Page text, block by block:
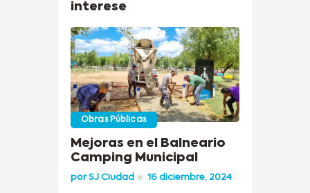
interese
Obras Públicas
Mejoras en el Balneario
Camping Municipal
porSJ Ciudad 16 diciembre, 2024